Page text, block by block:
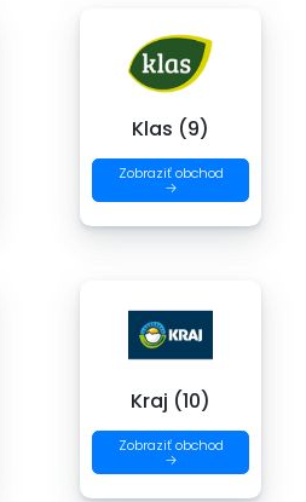
Klas (9)
Zobraziť obchod
→
Kraj (10)
Zobraziť obchod
→